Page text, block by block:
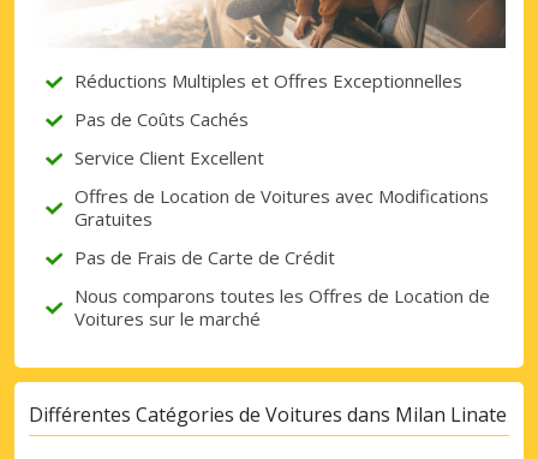
Réductions Multiples et Offres Exceptionnelles
Pas de Coûts Cachés
Service Client Excellent
Offres de Location de Voitures avec Modifications
Gratuites
Pas de Frais de Carte de Crédit
Nous comparons toutes les Offres de Location de
Voitures sur le marché
Différentes Catégories de Voitures dans Milan Linate